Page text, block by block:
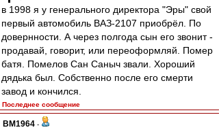
в 1998 я у генерального директора "Эры" свой
первый автомобиль ВАЗ-2107 приобрёл. По
довернности. А через полгода сын его звонит -
продавай, говорит, или переоформляй. Помер
батя. Помелов Сан Саныч звали. Хороший
дядька был. Собственно после его смерти
завод и кончился.
Последнее сообщение
BM1964 -